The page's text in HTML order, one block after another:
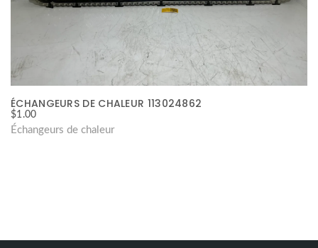
ÉCHANGEURS DE CHALEUR 113024862
$1.00
Échangeurs de chaleur